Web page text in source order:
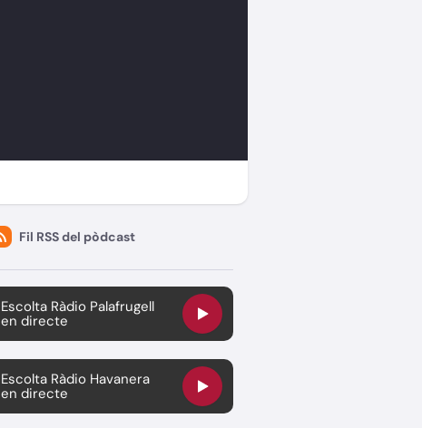
Fil RSS del pòdcast
Escolta Ràdio Palafrugell
en directe
Escolta Ràdio Havanera
en directe